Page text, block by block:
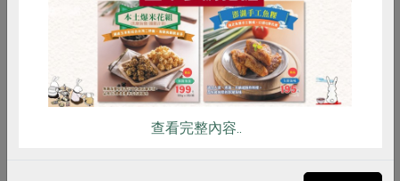
章俊源台灣蕃薯粉-400g 蓮藕粉-300g
查看完整內容..